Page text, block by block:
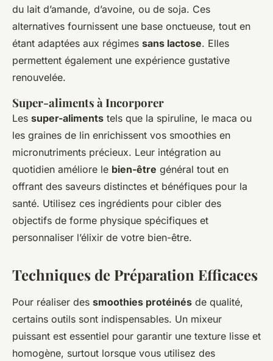
du lait d’amande, d’avoine, ou de soja. Ces
alternatives fournissent une base onctueuse, tout en
étant adaptées aux régimes sans lactose. Elles
permettent également une expérience gustative
renouvelée.
Super-aliments à Incorporer
Les super-aliments tels que la spiruline, le maca ou
les graines de lin enrichissent vos smoothies en
micronutriments précieux. Leur intégration au
quotidien améliore le bien-être général tout en
offrant des saveurs distinctes et bénéfiques pour la
santé. Utilisez ces ingrédients pour cibler des
objectifs de forme physique spécifiques et
personnaliser l’élixir de votre bien-être.
Techniques de Préparation Efficaces
Pour réaliser des smoothies protéinés de qualité,
certains outils sont indispensables. Un mixeur
puissant est essentiel pour garantir une texture lisse et
homogène, surtout lorsque vous utilisez des